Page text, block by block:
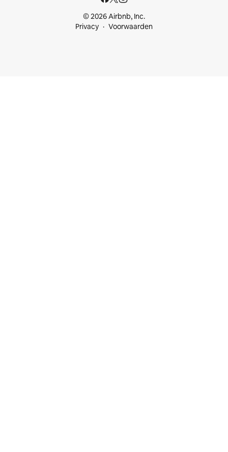
© 2026 Airbnb, Inc.
Privacy
Voorwaarden